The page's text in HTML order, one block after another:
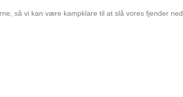
så vi kan være kampklare til at slå vores fjender ned.